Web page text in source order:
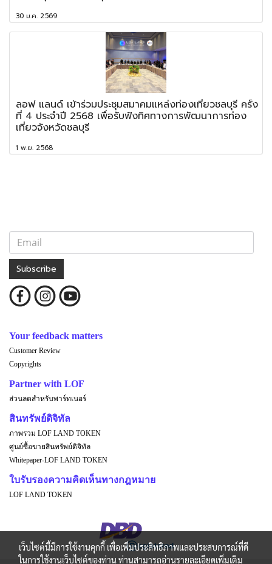
30 ม.ค. 2569
ลอฟ แลนด์ เข้าร่วมประชุมสมาคมแหล่งท่องเที่ยวชลบุรี ครั้ง
ที่ 4 ประจำปี 2568 เพื่อรับฟังทิศทางการพัฒนาการท่อง
เที่ยวจังหวัดชลบุรี
1 พ.ย. 2568
Subscribe
Your feedback matters
Customer Review
Copyrights
Partner with LOF
ส่วนลดสำหรับพาร์ทเนอร์
สินทรัพย์ดิจิทัล
ภาพรวม LOF LAND TOKEN
ศูนย์ซื้อขายสินทรัพย์ดิจิทัล
Whitepaper-LOF LAND TOKEN
ใบรับรองความคิดเห็นทางกฎหมาย
LOF LAND TOKEN
เว็บไซต์นี้มีการใช้งานคุกกี้ เพื่อเพิ่มประสิทธิภาพและประสบการณ์ที่ดี
ในการใช้งานเว็บไซต์ของท่าน ท่านสามารถอ่านรายละเอียดเพิ่มเติม